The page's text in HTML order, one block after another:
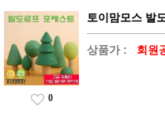
토이맘모스 발
상품가 : 회원
0